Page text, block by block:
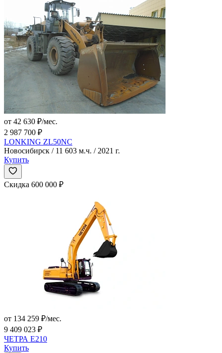
от 42 630 ₽/мес.
2 987 700 ₽
LONKING ZL50NC
Новосибирск / 11 603 м.ч. / 2021 г.
Купить
Скидка 600 000 ₽
от 134 259 ₽/мес.
9 409 023 ₽
ЧЕТРА E210
Купить